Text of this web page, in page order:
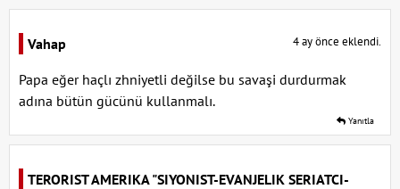
Vahap 4 ay önce eklendi.
Papa eğer haçlı zhniyetli değilse bu savaşi durdurmak
adına bütün gücünü kullanmalı.
Yanıtla
TERORIST AMERIKA "SIYONIST-EVANJELIK SERIATCI-